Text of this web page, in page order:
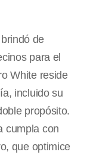
de
para el
White reside
incluido su
propósito.
cumpla con
que optimice